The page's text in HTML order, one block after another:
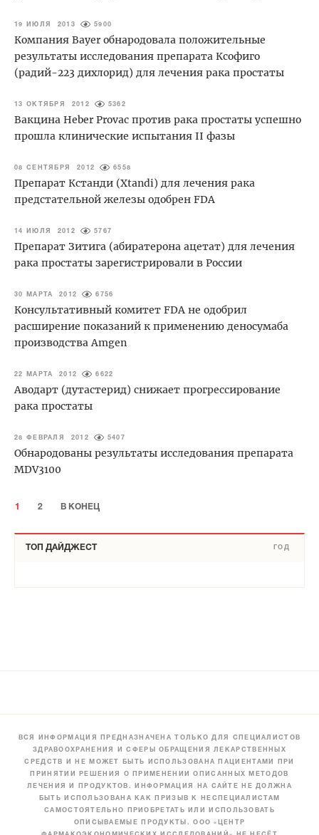
19 ИЮЛЯ 2013 5900
Компания Bayer обнародовала положительные
результаты исследования препарата Ксофиго
(радий-223 дихлорид) для лечения рака простаты
13 ОКТЯБРЯ 2012 5362
Вакцина Heber Provac против рака простаты успешно
прошла клинические испытания II фазы
08 СЕНТЯБРЯ 2012 6558
Препарат Кстанди (Xtandi) для лечения рака
предстательной железы одобрен FDA
14 ИЮЛЯ 2012 5767
Препарат Зитига (абиратерона ацетат) для лечения
рака простаты зарегистрировали в России
30 МАРТА 2012 6756
Консультативный комитет FDA не одобрил
расширение показаний к применению деносумаба
производства Amgen
22 МАРТА 2012 6622
Аводарт (дутастерид) снижает прогрессирование
рака простаты
28 ФЕВРАЛЯ 2012 5407
Обнародованы результаты исследования препарата
MDV3100
1 2 В КОНЕЦ
ТОП ДАЙДЖЕСТ ГОД
ВСЯ ИНФОРМАЦИЯ ПРЕДНАЗНАЧЕНА ТОЛЬКО ДЛЯ СПЕЦИАЛИСТОВ
ЗДРАВООХРАНЕНИЯ И СФЕРЫ ОБРАЩЕНИЯ ЛЕКАРСТВЕННЫХ
СРЕДСТВ И НЕ МОЖЕТ БЫТЬ ИСПОЛЬЗОВАНА ПАЦИЕНТАМИ ПРИ
ПРИНЯТИИ РЕШЕНИЯ О ПРИМЕНЕНИИ ОПИСАННЫХ МЕТОДОВ
ЛЕЧЕНИЯ И ПРОДУКТОВ. ИНФОРМАЦИЯ НА САЙТЕ НЕ ДОЛЖНА
БЫТЬ ИСПОЛЬЗОВАНА КАК ПРИЗЫВ К НЕСПЕЦИАЛИСТАМ
САМОСТОЯТЕЛЬНО ПРИОБРЕТАТЬ ИЛИ ИСПОЛЬЗОВАТЬ
ОПИСЫВАЕМЫЕ ПРОДУКТЫ. ООО «ЦЕНТР